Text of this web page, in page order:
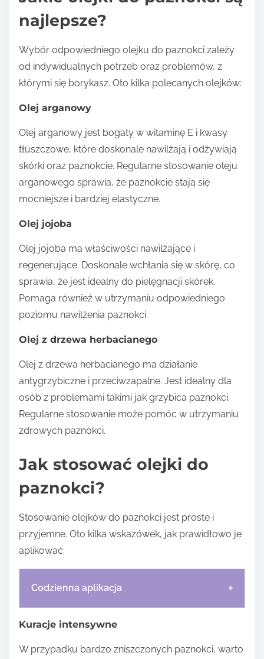
najlepsze?
Wybór odpowiedniego olejku do paznokci zależy
od indywidualnych potrzeb oraz problemów, z
którymi się borykasz. Oto kilka polecanych olejków:
Olej arganowy
Olej arganowy jest bogaty w witaminę E i kwasy
tłuszczowe, które doskonale nawilżają i odżywiają
skórki oraz paznokcie. Regularne stosowanie oleju
arganowego sprawia, że paznokcie stają się
mocniejsze i bardziej elastyczne.
Olej jojoba
Olej jojoba ma właściwości nawilżające i
regenerujące. Doskonale wchłania się w skórę, co
sprawia, że jest idealny do pielęgnacji skórek.
Pomaga również w utrzymaniu odpowiedniego
poziomu nawilżenia paznokci.
Olej z drzewa herbacianego
Olej z drzewa herbacianego ma działanie
antygrzybiczne i przeciwzapalne. Jest idealny dla
osób z problemami takimi jak grzybica paznokci.
Regularne stosowanie może pomóc w utrzymaniu
zdrowych paznokci.
Jak stosować olejki do
paznokci?
Stosowanie olejków do paznokci jest proste i
przyjemne. Oto kilka wskazówek, jak prawidłowo je
aplikować:
Codzienna aplikacja +
Kuracje intensywne
W przypadku bardzo zniszczonych paznokci, warto